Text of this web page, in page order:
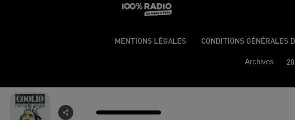
MENTIONS LÉGALES CONDITIONS GÉNÉRALES
Archives